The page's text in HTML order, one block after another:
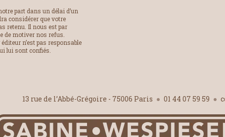
part dans un délai d’un
considérer que votre
retenu. Il nous est par
de motiver nos refus.
n’est pas responsable
lui sont confiés.
13 rue de l’Abbé-Grégoire - 75006 Paris 01 44 07 59 59